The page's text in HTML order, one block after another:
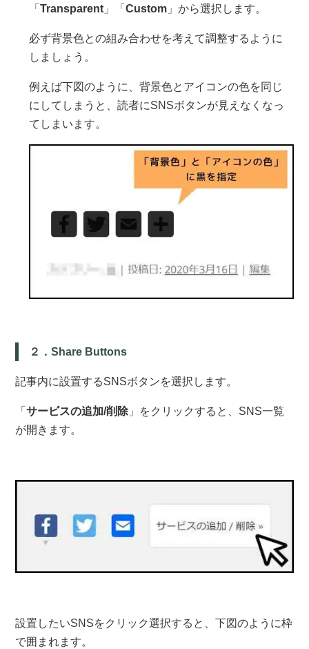
「Transparent 」「Custom 」から選択します。
必ず背景色との組み合わせを考えて調整するように
しましょう。
例えば下図のように、背景色とアイコンの色を同じ
にしてしまうと、読者にSNSボタンが見えなくなっ
てしまいます。
２．Share Buttons
記事内に設置するSNSボタンを選択します。
「サービスの追加/削除」をクリックすると、SNS一覧
が開きます。
設置したいSNSをクリック選択すると、下図のように枠
で囲まれます。